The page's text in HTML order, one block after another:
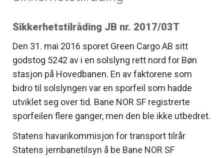
Sikkerhetstilråding JB nr. 2017/03T
Den 31. mai 2016 sporet Green Cargo AB sitt
godstog 5242 av i en solslyng rett nord for Bøn
stasjon på Hovedbanen. En av faktorene som
bidro til solslyngen var en sporfeil som hadde
utviklet seg over tid. Bane NOR SF registrerte
sporfeilen flere ganger, men den ble ikke utbedret.
Statens havarikommisjon for transport tilrår
Statens jernbanetilsyn å be Bane NOR SF